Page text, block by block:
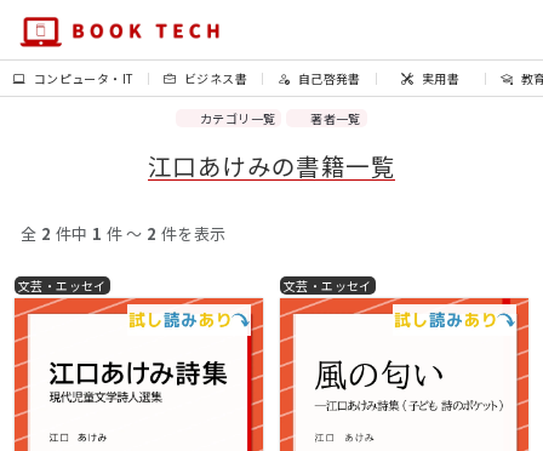
コンピュータ・IT ビジネス書 自己啓発書 実用書 教
カテゴリ一覧 著者一覧
江口あけみの書籍一覧
全 2 件中 1 件 〜 2 件を表示
文芸・エッセイ 文芸・エッセイ